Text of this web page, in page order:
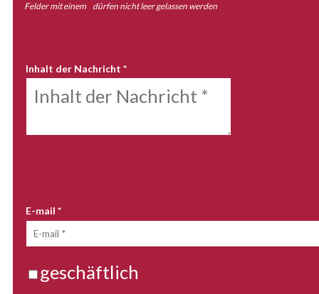
Felder mit einem *dürfen nicht leer gelassen werden
Inhalt der Nachricht *
E-mail *
geschäftlich